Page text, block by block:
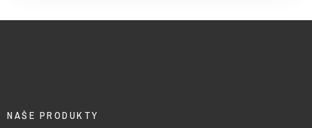
NAŠE PRODUKTY